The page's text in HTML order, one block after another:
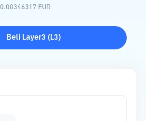
0.00346317 EUR
Beli Layer3 ( L3)